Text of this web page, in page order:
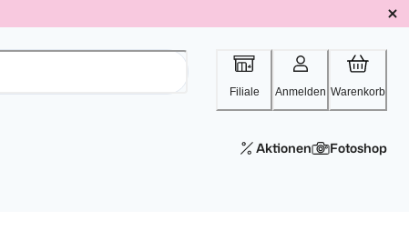
Filiale Anmelden Warenkorb
Aktionen Fotoshop